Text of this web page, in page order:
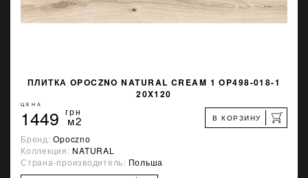
ПЛИТКА OPOCZNO NATURAL CREAM 1 OP498-018-1
20X120
ЦЕНА
1449 грн
м2 В КОРЗИНУ
Бренд:Opoczno
Коллекция: NATURAL
Страна-производитель: Польша